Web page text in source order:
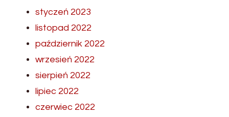
styczeń 2023
listopad 2022
październik 2022
wrzesień 2022
sierpień 2022
lipiec 2022
czerwiec 2022